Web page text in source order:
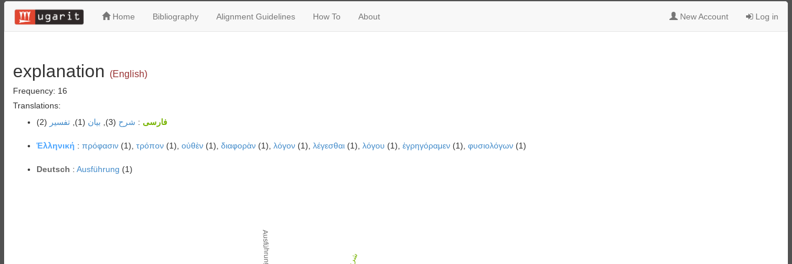
Home Bibliography Alignment Guidelines How To About New Account Log in
explanation (English)
Frequency: 16
Translations:
فارسی : شرح (3), بیان (1), تفسیر (2)
Ἑλληνική : πρόφασιν(1), τρόπον(1), οὐθὲν(1), διαφορὰν(1), λόγον(1), λέγεσθαι(1), λόγου (1), ἐγρηγόραμεν(1), φυσιολόγων(1)
Deutsch : Ausführung (1)
شرح Ausführung